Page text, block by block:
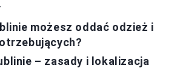
możesz oddać odzież i
– zasady i lokalizacja